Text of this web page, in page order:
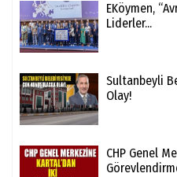
EKöymen,
Liderler...
Sultanbeyli
Olay!
CHP Genel